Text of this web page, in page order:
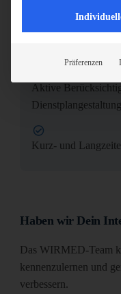
Aktive
Kurz- und
Haben wir Dein
Das WIRMED-Team
kennenzulernen und
verbessern.
Präferenzen